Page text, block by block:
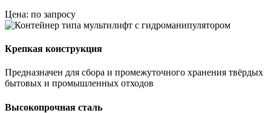
Цена: по запросу
Крепкая конструкция
Предназначен для сбора и промежуточного хранения твёрдых
бытовых и промышленных отходов
Высокопрочная сталь